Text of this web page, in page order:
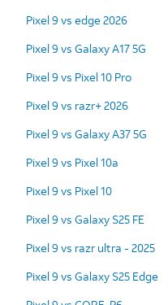
Pixel 9 vs edge 2026
Pixel 9 vs Galaxy A17 5G
Pixel 9 vs Pixel 10 Pro
Pixel 9 vs razr+ 2026
Pixel 9 vs Galaxy A37 5G
Pixel 9 vs Pixel 10a
Pixel 9 vs Pixel 10
Pixel 9 vs Galaxy S25 FE
Pixel 9 vs razr ultra - 2025
Pixel 9 vs Galaxy S25 Edge